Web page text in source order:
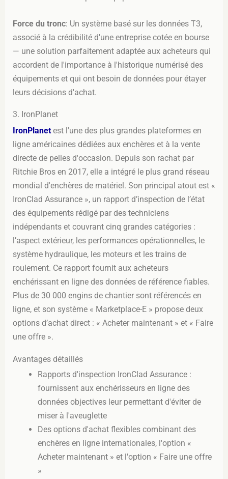
Force du tronc: Un système basé sur les données T3,
associé à la crédibilité d'une entreprise cotée en bourse
— une solution parfaitement adaptée aux acheteurs qui
accordent de l'importance à l'historique numérisé des
équipements et qui ont besoin de données pour étayer
leurs décisions d'achat.
3. IronPlanet
IronPlanet est l'une des plus grandes plateformes en
ligne américaines dédiées aux enchères et à la vente
directe de pelles d'occasion. Depuis son rachat par
Ritchie Bros en 2017, elle a intégré le plus grand réseau
mondial d'enchères de matériel. Son principal atout est «
IronClad Assurance », un rapport d’inspection de l’état
des équipements rédigé par des techniciens
indépendants et couvrant cinq grandes catégories :
l’aspect extérieur, les performances opérationnelles, le
système hydraulique, les moteurs et les trains de
roulement. Ce rapport fournit aux acheteurs
enchérissant en ligne des données de référence fiables.
Plus de 30 000 engins de chantier sont référencés en
ligne, et son système « Marketplace-E » propose deux
options d’achat direct : « Acheter maintenant » et « Faire
une offre ».
Avantages détaillés
Rapports d'inspection IronClad Assurance :
fournissent aux enchérisseurs en ligne des
données objectives leur permettant d'éviter de
miser à l'aveuglette
Des options d'achat flexibles combinant des
enchères en ligne internationales, l'option «
Acheter maintenant » et l'option « Faire une offre
»